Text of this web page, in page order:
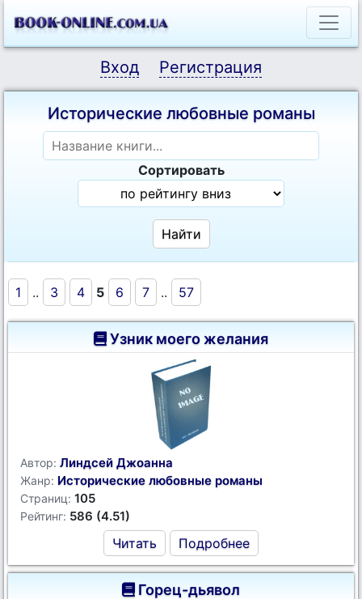
Вход Регистрация
Исторические любовные романы
Сортировать
1 .. 3 4 5 6 7 .. 57
Узник моего желания
Автор: Линдсей Джоанна
Жанр: Исторические любовные романы
Страниц: 105
Рейтинг: 586 (4.51)
Читать Подробнее
Горец-дьявол